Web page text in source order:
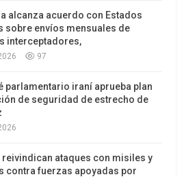
45%.
un apretado empate, los
antes del día fijado
a nuestros simpatizantes a
enfocar nuestros recursos
de las elecciones, para
con menos
lleguen las urnas”, dijo
alcanza acuerdo con Estados
sobre envíos mensuales de
interceptadores,
97
parlamentario iraní aprueba plan
de seguridad de estrecho de
reivindican ataques con misiles y
contra fuerzas apoyadas por